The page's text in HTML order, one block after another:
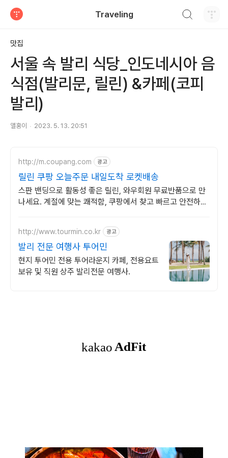
Traveling
맛집
서울 속 발리 식당_인도네시아 음
식점(발리문, 릴린) &카페(코피
발리)
앨홍이 2023. 5. 13. 20:51
http://m.coupang.com 광고
릴린 쿠팡 오늘주문 내일도착 로켓배송
스판 밴딩으로 활동성 좋은 릴린, 와우회원 무료반품으로 만
나세요. 계절에 맞는 쾌적함, 쿠팡에서 찾고 빠르고 안전하게
http://www.tourmin.co.kr 광고
발리 전문 여행사 투어민
현지 투어민 전용 투어라운지 카페, 전용요트
보유 및 직원 상주 발리전문 여행사.